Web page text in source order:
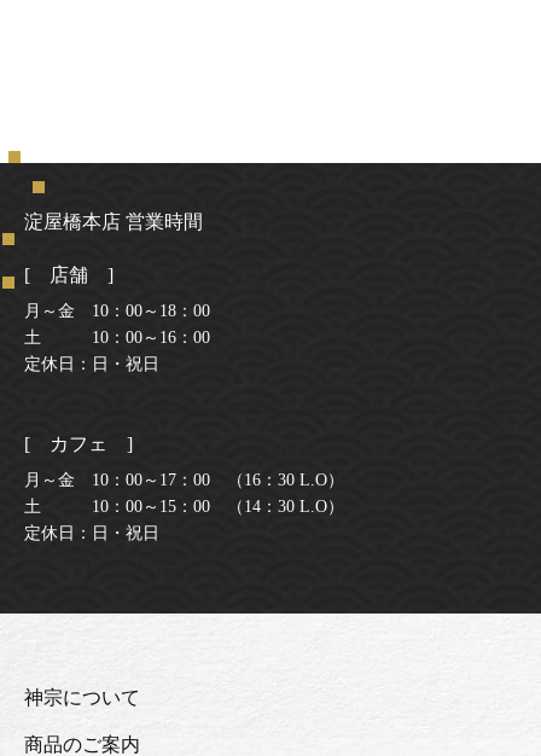
淀屋橋本店 営業時間
[ 店舗 ]
月～金 10：00～18：00
土 10：00～16：00
定休日：日・祝日
[ カフェ ]
月～金 10：00～17：00 （16：30 L.O）
土 10：00～15：00 （14：30 L.O）
定休日：日・祝日
神宗について
商品のご案内